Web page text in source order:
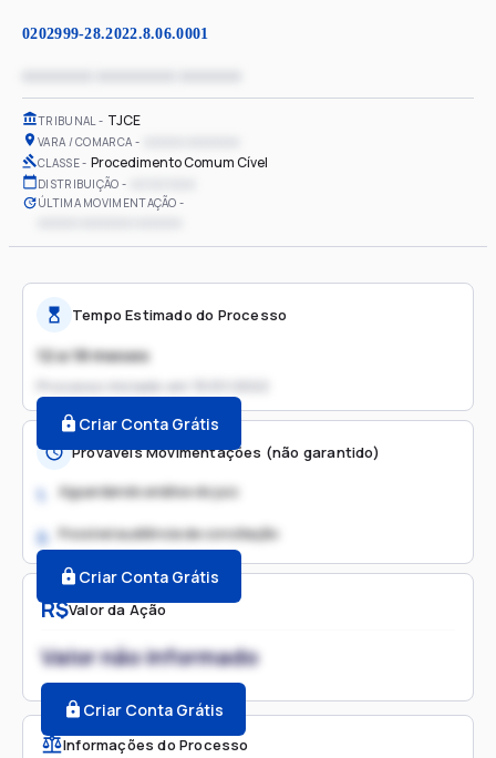
0202999-28.2022.8.06.0001
TRIBUNAL TJCE
VARA / COMARCA
CLASSE Procedimento Comum Cível
DISTRIBUIÇÃO
ÚLTIMA MOVIMENTAÇÃO
R$Valor da Ação
Valor não informado
Criar Conta Grátis
Informações do Processo
Tempo Estimado do Processo
12 a 18 meses
Processo iniciado em
Criar Conta Grátis
Prováveis Movimentações (não garantido)
1. Aguardando análise do juiz
2. Possível audiência de conciliação
Criar Conta Grátis